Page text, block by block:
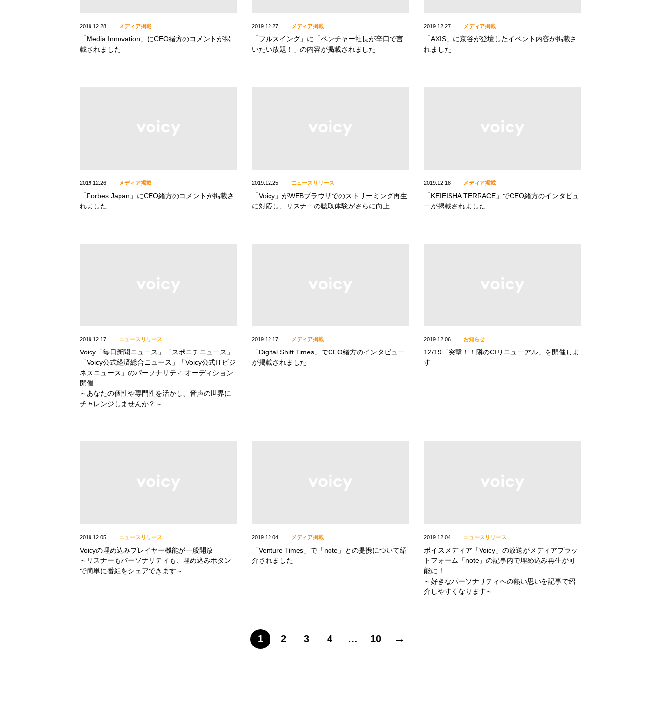
2019.12.28 メディア掲載
「Media Innovation」にCEO緒方のコメントが掲
載されました
2019.12.27 メディア掲載
「フルスイング」に「ベンチャー社長が辛口で言
いたい放題！」の内容が掲載されました
2019.12.27 メディア掲載
「AXIS」に京谷が登壇したイベント内容が掲載さ
れました
2019.12.26 メディア掲載
「Forbes Japan」にCEO緒方のコメントが掲載さ
れました
2019.12.25 ニュースリリース
「Voicy」がWEBブラウザでのストリーミング再生
に対応し、リスナーの聴取体験がさらに向上
2019.12.18 メディア掲載
「KEIEISHA TERRACE」でCEO緒方のインタビュ
ーが掲載されました
2019.12.17 ニュースリリース
Voicy「毎日新聞ニュース」「スポニチニュース」
「Voicy公式経済総合ニュース」「Voicy公式ITビジ
ネスニュース」のパーソナリティ オーディション
開催
～あなたの個性や専門性を活かし、音声の世界に
チャレンジしませんか？～
2019.12.17 メディア掲載
「Digital Shift Times」でCEO緒方のインタビュー
が掲載されました
2019.12.06 お知らせ
12/19「突撃！！隣のCIリニューアル」を開催しま
す
2019.12.05 ニュースリリース
Voicyの埋め込みプレイヤー機能が一般開放
～リスナーもパーソナリティも、埋め込みボタン
で簡単に番組をシェアできます～
2019.12.04 メディア掲載
「Venture Times」で「note」との提携について紹
介されました
2019.12.04 ニュースリリース
ボイスメディア「Voicy」の放送がメディアプラッ
トフォーム「note」の記事内で埋め込み再生が可
能に！
～好きなパーソナリティへの熱い思いを記事で紹
介しやすくなります～
1 2 3 4 … 10 →